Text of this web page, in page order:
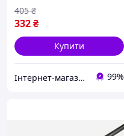
332₴
405 ₴
Купити
Інтернет-магазин запчастин до вікон, дверей, жалюзі, ролетів "WENTANA" 99%